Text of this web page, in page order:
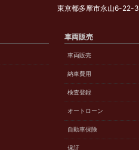
東京都多摩市永山6-22-3
車両販売
車両販売
納車費用
検査登録
オートローン
自動車保険
保証